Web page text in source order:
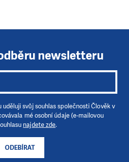
CO DĚLÁME?
NÁS!
smysluplně, neobejdeme se
se stanete pravidelným dárcem
newsletteru
ODEBÍRAT
svůj souhlas společnosti Člověk v
mé osobní údaje (e-mailovou
najdete zde.